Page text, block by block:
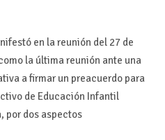
en la reunión del 27 de
la última reunión ante una
a firmar un preacuerdo para
de Educación Infantil
por dos aspectos